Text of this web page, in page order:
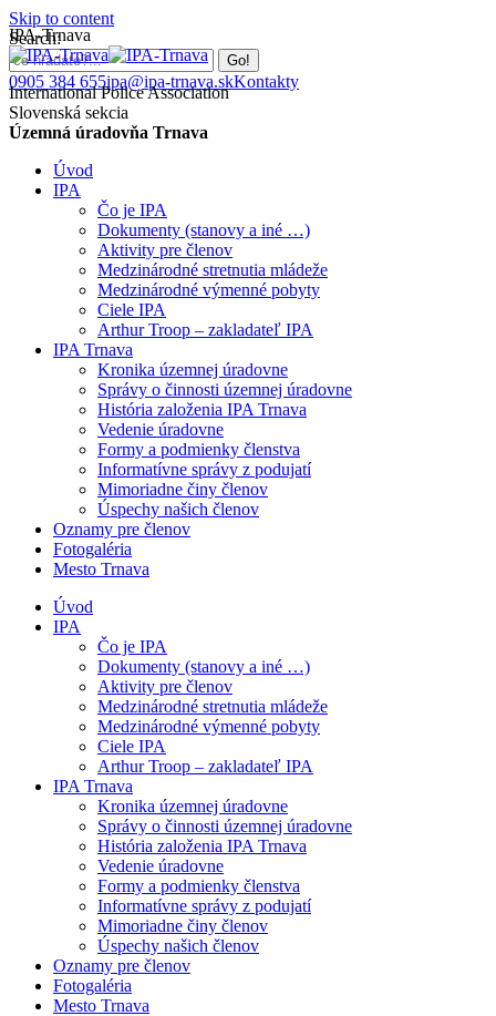
Skip to content
Search:
0905 384 655ipa@ipa-trnava.skKontakty
IPA-Trnava
International Police Association
Slovenská sekcia
Územná úradovňa Trnava
Úvod
IPA
Čo je IPA
Dokumenty (stanovy a iné …)
Aktivity pre členov
Medzinárodné stretnutia mládeže
Medzinárodné výmenné pobyty
Ciele IPA
Arthur Troop – zakladateľ IPA
IPA Trnava
Kronika územnej úradovne
Správy o činnosti územnej úradovne
História založenia IPA Trnava
Vedenie úradovne
Formy a podmienky členstva
Informatívne správy z podujatí
Mimoriadne činy členov
Úspechy našich členov
Oznamy pre členov
Fotogaléria
Mesto Trnava
Úvod
IPA
Čo je IPA
Dokumenty (stanovy a iné …)
Aktivity pre členov
Medzinárodné stretnutia mládeže
Medzinárodné výmenné pobyty
Ciele IPA
Arthur Troop – zakladateľ IPA
IPA Trnava
Kronika územnej úradovne
Správy o činnosti územnej úradovne
História založenia IPA Trnava
Vedenie úradovne
Formy a podmienky členstva
Informatívne správy z podujatí
Mimoriadne činy členov
Úspechy našich členov
Oznamy pre členov
Fotogaléria
Mesto Trnava